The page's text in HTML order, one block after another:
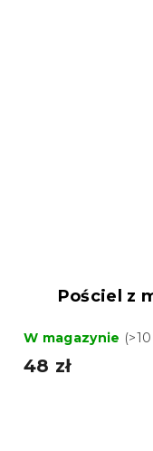
Pościel z
W magazynie
48 zł